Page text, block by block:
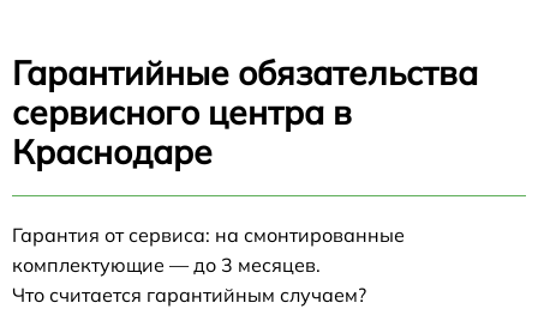
Гарантийные обязательства
сервисного центра в
Краснодаре
Гарантия от сервиса: на смонтированные
комплектующие — до 3 месяцев.
Что считается гарантийным случаем?